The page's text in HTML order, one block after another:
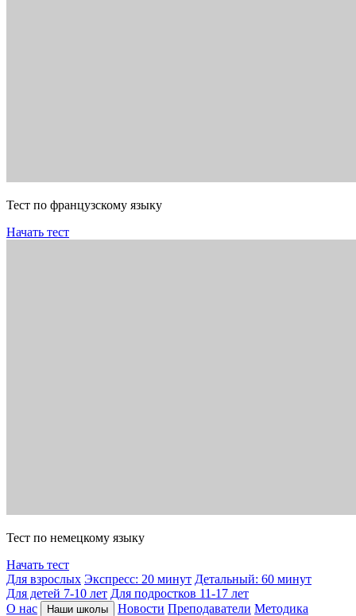
Тест по французскому языку
Начать тест
Тест по немецкому языку
Начать тест
Для взрослых Экспресс: 20 минут Детальный: 60 минут
Для детей 7-10 лет Для подростков 11-17 лет
О нас
Наши школы Новости Преподаватели Методика